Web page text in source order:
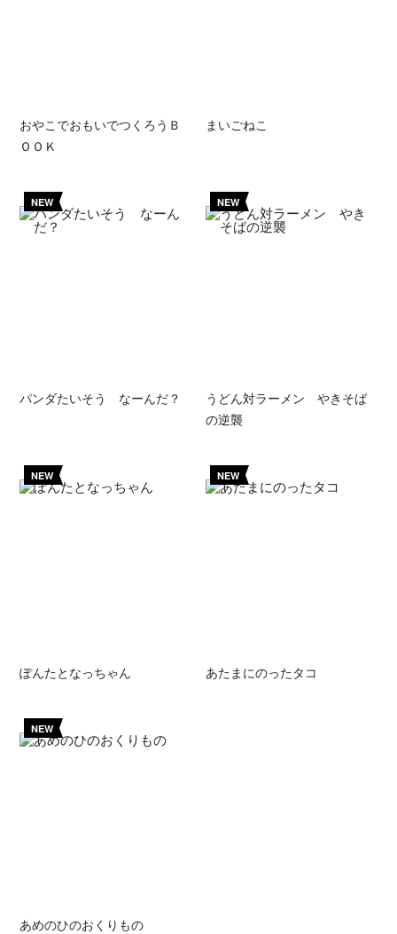
おやこでおもいでつくろうＢ
ＯＯＫ
まいごねこ
NEW
パンダたいそう なーんだ？
NEW
うどん対ラーメン やきそば
の逆襲
NEW
ぽんたとなっちゃん
NEW
あたまにのったタコ
NEW
あめのひのおくりもの